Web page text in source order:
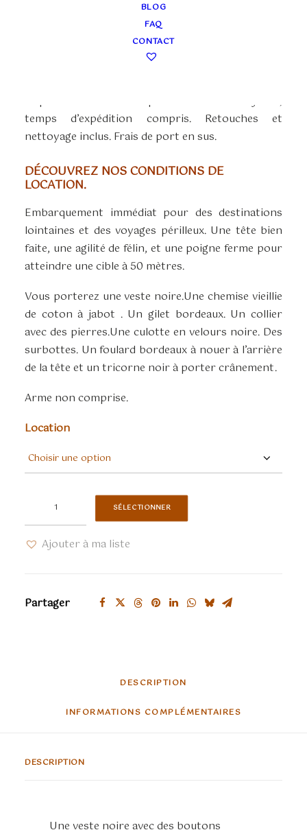
BLOG
FAQ
CONTACT
La location en boutique(80€) couvre 3 jours
ouvrés ou un week-end. Pris et ramené à la
boutique. Retouches et nettoyage inclus.
disposition du costume pour une durée de 7 jours,
temps d’expédition compris. Retouches et
nettoyage inclus. Frais de port en sus.
DÉCOUVREZ NOS CONDITIONS DE
LOCATION.
Embarquement immédiat pour des destinations
lointaines et des voyages périlleux. Une tête bien
faite, une agilité de félin, et une poigne ferme pour
atteindre une cible à 50 mètres.
Vous porterez une veste noire.Une chemise vieillie
de coton à jabot . Un gilet bordeaux. Un collier
avec des pierres.Une culotte en velours noire. Des
surbottes. Un foulard bordeaux à nouer à l’arrière
de la tête et un tricorne noir à porter crânement.
Arme non comprise.
Location
homme
bordeaux
SÉLECTIONNER
Ajouter à ma liste
Partager
DESCRIPTION
INFORMATIONS COMPLÉMENTAIRES
DESCRIPTION
Une veste noire avec des boutons